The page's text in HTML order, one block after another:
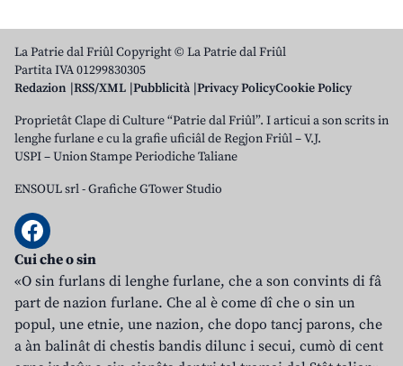
La Patrie dal Friûl Copyright © La Patrie dal Friûl
Partita IVA 01299830305
Redazion RSS/XML Pubblicità Privacy PolicyCookie Policy
Proprietât Clape di Culture “Patrie dal Friûl”. I articui a son scrits in
lenghe furlane e cu la grafie uficiâl de Regjon Friûl – V.J.
USPI – Union Stampe Periodiche Taliane
ENSOUL srl-Grafiche GTower Studio
Cui che o sin
«O sin furlans di lenghe furlane, che a son convints di fâ
part de nazion furlane. Che al è come dî che o sin un
popul, une etnie, une nazion, che dopo tancj parons, che
a àn balinât di chestis bandis dilunc i secui, cumò di cent